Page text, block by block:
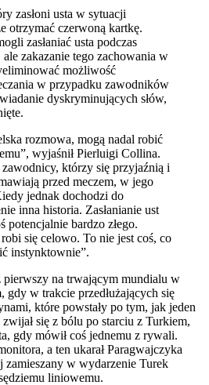
zasłoni usta w sytuacji
otrzymać czerwoną kartkę.
zasłaniać usta podczas
zakazanie tego zachowania w
możliwość
w przypadku zawodników
dyskryminujących słów,
rozmowa, mogą nadal robić
wyjaśnił Pierluigi Collina.
zawodnicy, którzy się przyjaźnią i
przed meczem, w jego
jednak dochodzi do
inna historia. Zasłanianie ust
potencjalnie bardzo złego.
się celowo. To nie jest coś, co
instynktownie”.
pierwszy na trwającym mundialu w
gdy w trakcie przedłużających się
które powstały po tym, jak jeden
się z bólu po starciu z Turkiem,
gdy mówił coś jednemu z rywali.
a ten ukarał Paragwajczyka
zamieszany w wydarzenie Turek
liniowemu.